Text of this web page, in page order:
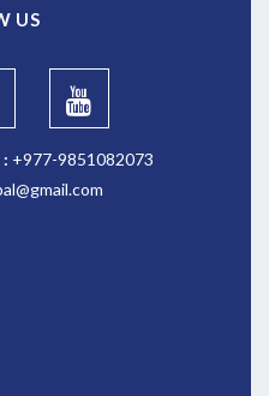
US
+977-9851082073